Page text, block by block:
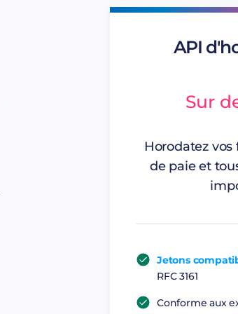
garantir la conformité de factures
produire une copie fiable à valeur
attester le respect d’un délai légal,
API
Sur
Horodatez
de paie et
Jetons
RFC 3161
Conforme aux